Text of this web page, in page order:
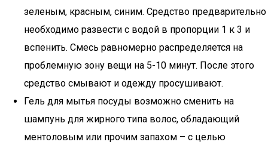
зеленым, красным, синим. Средство предварительно
необходимо развести с водой в пропорции 1 к 3 и
вспенить. Смесь равномерно распределяется на
проблемную зону вещи на 5-10 минут. После этого
средство смывают и одежду просушивают.
Гель для мытья посуды возможно сменить на
шампунь для жирного типа волос, обладающий
ментоловым или прочим запахом – с целью